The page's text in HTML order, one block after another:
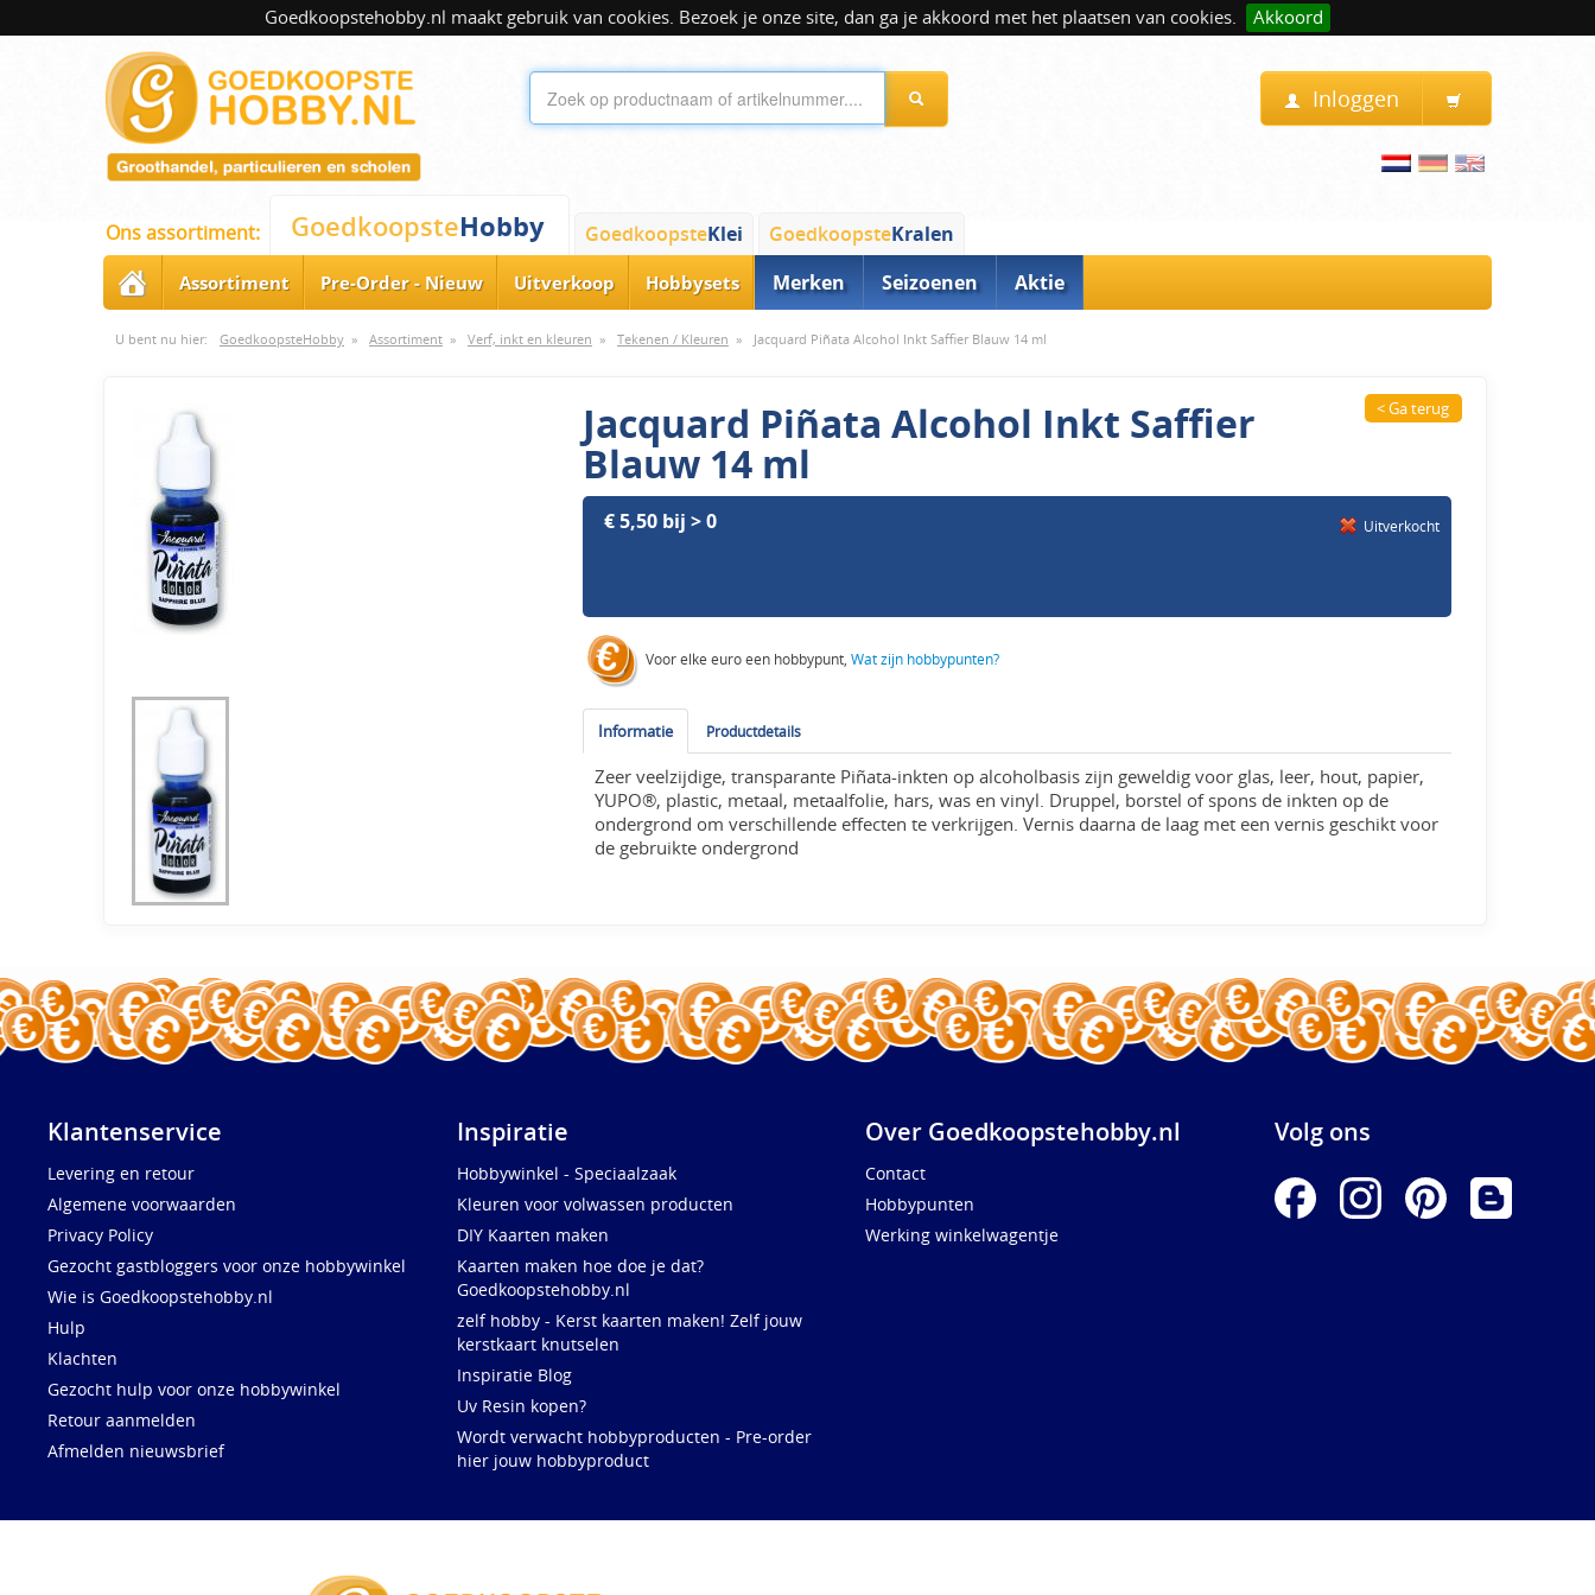
Goedkoopstehobby.nl maakt gebruik van cookies. Bezoek je onze site, dan ga je akkoord met het plaatsen van cookies. Akkoord
Inloggen
Ons assortiment: GoedkoopsteHobby GoedkoopsteKlei GoedkoopsteKralen
Assortiment Pre-Order - Nieuw Uitverkoop Hobbysets Merken Seizoenen Aktie
U bent nu hier: GoedkoopsteHobby » Assortiment » Verf, inkt en kleuren » Tekenen / Kleuren » Jacquard Piñata Alcohol Inkt Saffier Blauw 14 ml
Jacquard Piñata Alcohol Inkt Saffier
Blauw 14 ml
< Ga terug
€ 5,50 bij > 0 Uitverkocht
Voor elke euro een hobbypunt,Wat zijn hobbypunten?
Informatie Productdetails
Zeer veelzijdige, transparante Piñata-inkten op alcoholbasis zijn geweldig voor glas, leer, hout, papier,
YUPO®, plastic, metaal, metaalfolie, hars, was en vinyl. Druppel, borstel of spons de inkten op de
ondergrond om verschillende effecten te verkrijgen. Vernis daarna de laag met een vernis geschikt voor
de gebruikte ondergrond
Klantenservice
Levering en retour
Algemene voorwaarden
Privacy Policy
Gezocht gastbloggers voor onze hobbywinkel
Wie is Goedkoopstehobby.nl
Hulp
Klachten
Gezocht hulp voor onze hobbywinkel
Retour aanmelden
Afmelden nieuwsbrief
Inspiratie
Hobbywinkel - Speciaalzaak
Kleuren voor volwassen producten
DIY Kaarten maken
Kaarten maken hoe doe je dat?
Goedkoopstehobby.nl
zelf hobby - Kerst kaarten maken! Zelf jouw
kerstkaart knutselen
Inspiratie Blog
Uv Resin kopen?
Wordt verwacht hobbyproducten - Pre-order
hier jouw hobbyproduct
Over Goedkoopstehobby.nl
Contact
Hobbypunten
Werking winkelwagentje
Volg ons